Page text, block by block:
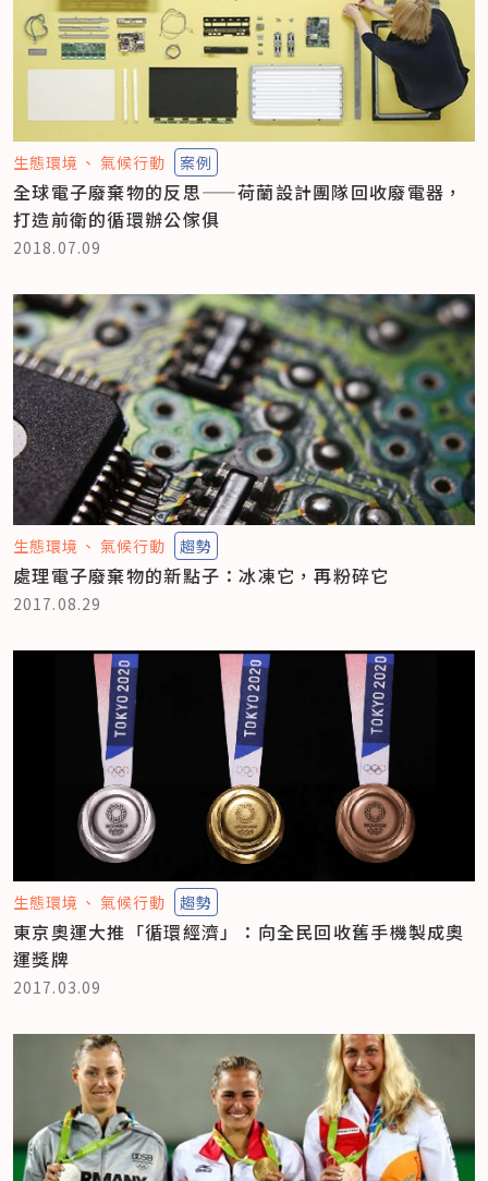
生態環境 氣候行動 案例
全球電子廢棄物的反思——荷蘭設計團隊回收廢電器，
打造前衛的循環辦公傢俱
2018.07.09
生態環境 氣候行動 趨勢
處理電子廢棄物的新點子：冰凍它，再粉碎它
2017.08.29
生態環境 氣候行動 趨勢
東京奧運大推「循環經濟」：向全民回收舊手機製成奧
運獎牌
2017.03.09